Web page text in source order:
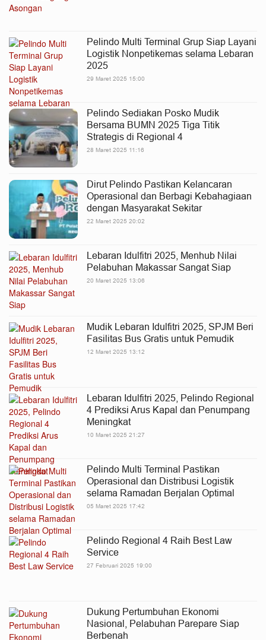
Pelindo Multi Terminal Grup Siap Layani
Logistik Nonpetikemas selama Lebaran
2025
29 Maret 2025 15:00
Pelindo Sediakan Posko Mudik
Bersama BUMN 2025 Tiga Titik
Strategis di Regional 4
28 Maret 2025 11:16
Dirut Pelindo Pastikan Kelancaran
Operasional dan Berbagi Kebahagiaan
dengan Masyarakat Sekitar
22 Maret 2025 20:02
Lebaran Idulfitri 2025, Menhub Nilai
Pelabuhan Makassar Sangat Siap
20 Maret 2025 13:06
Mudik Lebaran Idulfitri 2025, SPJM Beri
Fasilitas Bus Gratis untuk Pemudik
12 Maret 2025 13:12
Lebaran Idulfitri 2025, Pelindo Regional
4 Prediksi Arus Kapal dan Penumpang
Meningkat
10 Maret 2025 21:27
Pelindo Multi Terminal Pastikan
Operasional dan Distribusi Logistik
selama Ramadan Berjalan Optimal
05 Maret 2025 17:42
Pelindo Regional 4 Raih Best Law
Service
27 Februari 2025 19:00
Dukung Pertumbuhan Ekonomi
Nasional, Pelabuhan Parepare Siap
Berbenah